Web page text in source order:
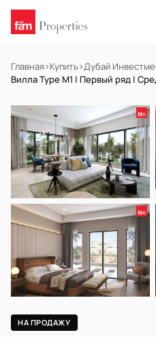
Главная›Купить›Дубай
Вилла Type M1 | Первый ряд |
НА ПРОДАЖУ Off-plan
НА ПРОДАЖУ